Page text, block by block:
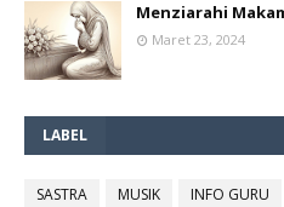
Menziarahi
Maret 23, 2024
LABEL
SASTRA MUSIK INFO GURU